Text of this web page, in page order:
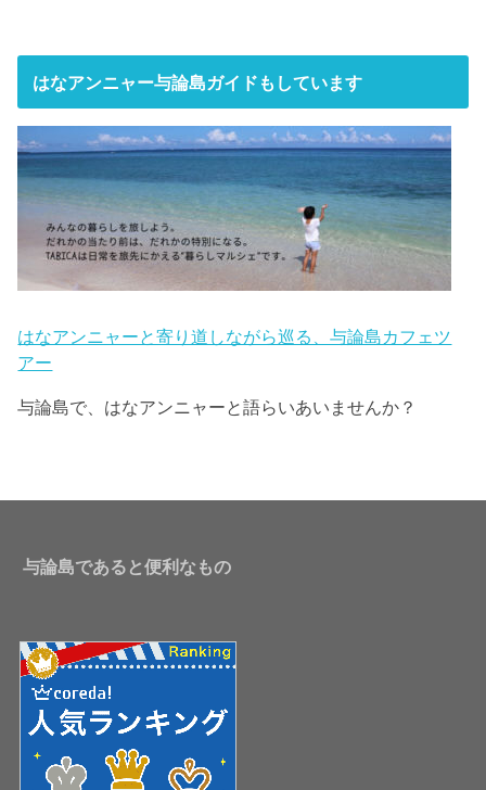
はなアンニャー与論島ガイドもしています
はなアンニャーと寄り道しながら巡る、与論島カフェツ
アー
与論島で、はなアンニャーと語らいあいませんか？
与論島であると便利なもの